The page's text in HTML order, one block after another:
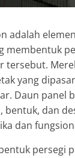
adalah
membentuk
tersebut.
yang
Daun panel
bentuk, dan
dan
persegi